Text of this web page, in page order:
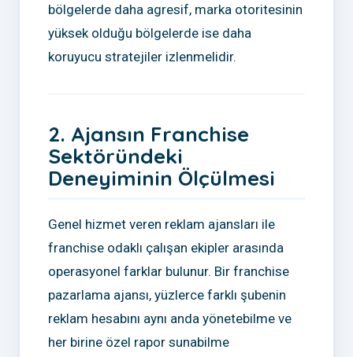
bölgelerde daha agresif, marka otoritesinin
yüksek olduğu bölgelerde ise daha
koruyucu stratejiler izlenmelidir.
2. Ajansın Franchise
Sektöründeki
Deneyiminin Ölçülmesi
Genel hizmet veren reklam ajansları ile
franchise odaklı çalışan ekipler arasında
operasyonel farklar bulunur. Bir franchise
pazarlama ajansı, yüzlerce farklı şubenin
reklam hesabını aynı anda yönetebilme ve
her birine özel rapor sunabilme